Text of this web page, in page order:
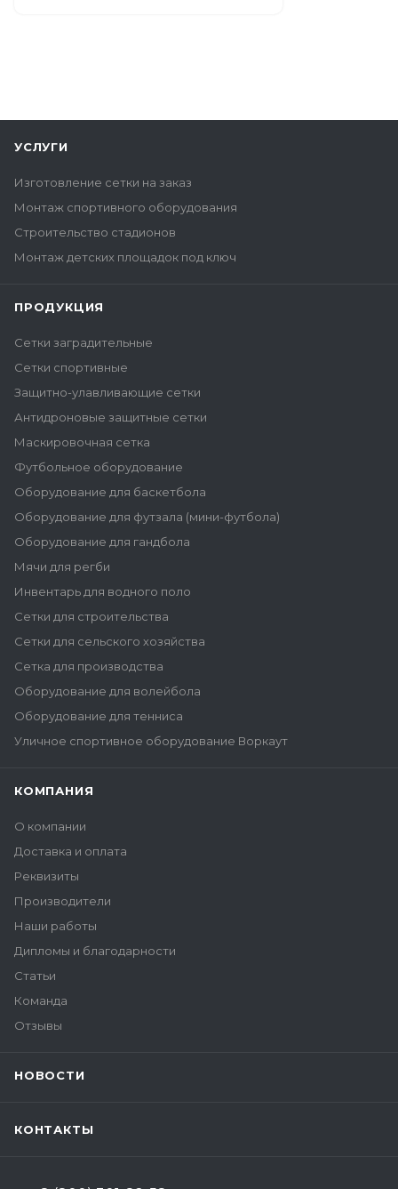
УСЛУГИ
Изготовление сетки на заказ
Монтаж спортивного оборудования
Строительство стадионов
Монтаж детских площадок под ключ
ПРОДУКЦИЯ
Сетки заградительные
Сетки спортивные
Защитно-улавливающие сетки
Антидроновые защитные сетки
Маскировочная сетка
Футбольное оборудование
Оборудование для баскетбола
Оборудование для футзала (мини-футбола)
Оборудование для гандбола
Мячи для регби
Инвентарь для водного поло
Сетки для строительства
Сетки для сельского хозяйства
Сетка для производства
Оборудование для волейбола
Оборудование для тенниса
Уличное спортивное оборудование Воркаут
КОМПАНИЯ
О компании
Доставка и оплата
Реквизиты
Производители
Наши работы
Дипломы и благодарности
Статьи
Команда
Отзывы
НОВОСТИ
КОНТАКТЫ